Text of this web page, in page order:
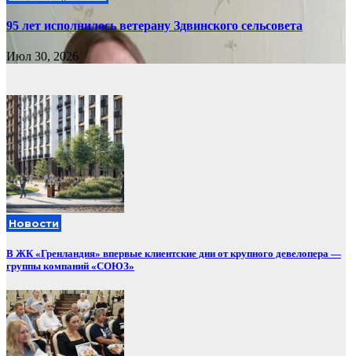
95 лет исполнилось ветерану Здвинского сельсовета
Июл 30, 2026
Новости
В ЖК «Гренландия» впервые клиентские дни от крупного девелопера —
группы компаний «СОЮЗ»